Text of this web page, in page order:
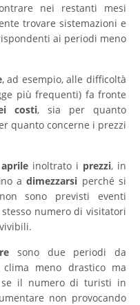
nei restanti mesi
trovare sistemazioni e
ai periodi meno
, ad esempio, alle difficoltà
più frequenti) fa fronte
costi, sia per quanto
quanto concerne i prezzi
inoltrato i prezzi, in
adimezzarsi perché si
sono previsti eventi
numero di visitatori
sono due periodi da
meno drastico ma
se il numero di turisti in
non provocando